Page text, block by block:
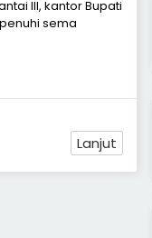
2025), dipenuhi sema
Lanjut